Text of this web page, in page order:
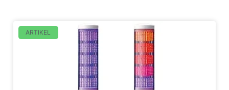
ARTIKEL